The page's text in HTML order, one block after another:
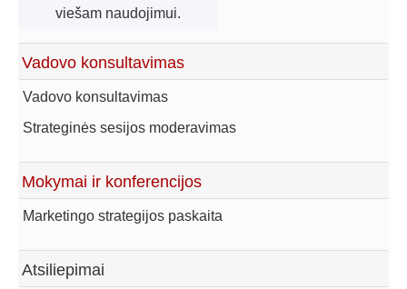
viešam naudojimui.
Vadovo konsultavimas
Vadovo konsultavimas
Strateginės sesijos moderavimas
Mokymai ir konferencijos
Marketingo strategijos paskaita
Atsiliepimai